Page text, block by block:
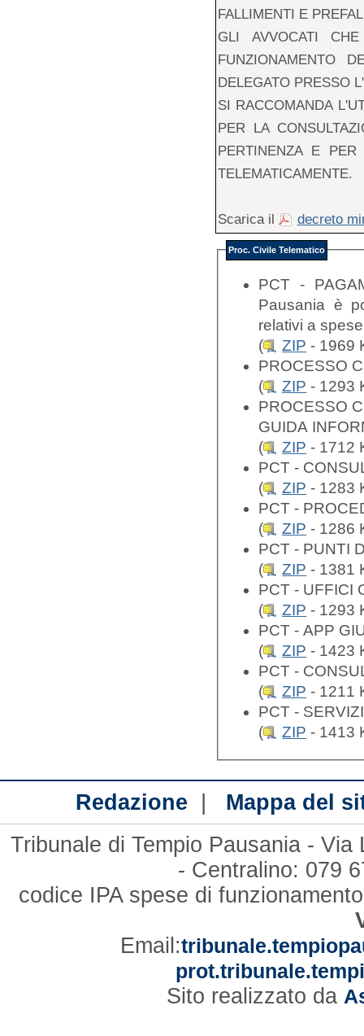
FALLIMENTI E
GLI AVVOCATI
FUNZIONAMENTO
DELEGATO PRESSO
SI RACCOMANDA
PER LA
PERTINENZA E
TELEMATICAMENTE.
Scarica il decreto
Proc. Civile Telematico
PCT -
Pausania è
relativi a
(
ZIP - 1969
PROCESSO
(
ZIP - 1293
PROCESSO
GUIDA
(
ZIP - 1712
PCT -
(
ZIP - 1283
PCT -
(
ZIP - 1286
PCT - PUNTI
(
ZIP - 1381
PCT - UFFICI
(
ZIP - 1293
PCT - APP
(
ZIP - 1423
PCT -
(
ZIP - 1211
PCT -
(
ZIP - 1413
Redazione | Mappa del
Tribunale di Tempio Pausania -
- Centralino: 079
codice IPA spese di
Email:
Sito realizzato da